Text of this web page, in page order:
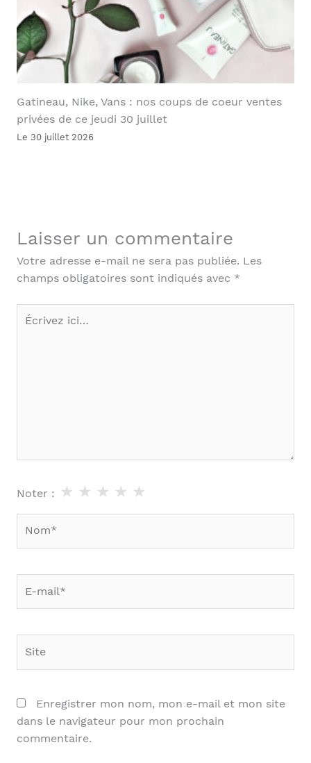
Gatineau, Nike, Vans : nos coups de coeur ventes
privées de ce jeudi 30 juillet
Le 30 juillet 2026
Laisser un commentaire
Votre adresse e-mail ne sera pas publiée. Les
champs obligatoires sont indiqués avec *
Écrivez
Noter : ★
★
★
★
★
mail*
Enregistrer mon nom, mon e-mail et mon site
dans le navigateur pour mon prochain
commentaire.